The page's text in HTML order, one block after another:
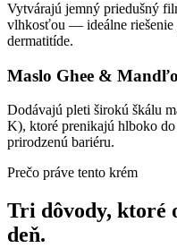
Vytvárajú jemný priedušný
vlhkosťou — ideálne
dermatitíde.
Maslo Ghee &
Dodávajú pleti širokú škálu
K), ktoré prenikajú hlboko
prirodzenú bariéru.
Prečo práve tento krém
Tri dôvody, ktoré
deň.